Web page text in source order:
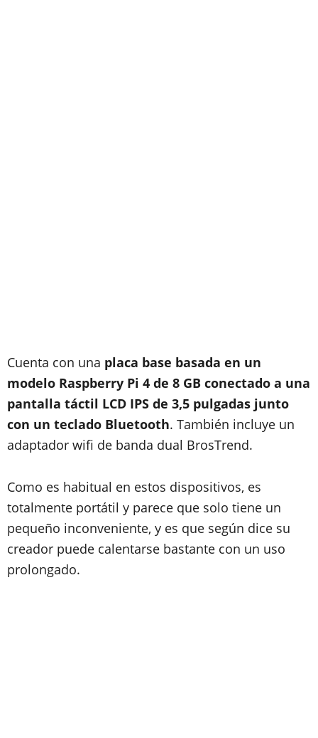
Cuenta con una placa base basada en un
modelo Raspberry Pi 4 de 8 GB conectado a una
pantalla táctil LCD IPS de 3,5 pulgadas junto
con un teclado Bluetooth. También incluye un
adaptador wifi de banda dual BrosTrend.
Como es habitual en estos dispositivos, es
totalmente portátil y parece que solo tiene un
pequeño inconveniente, y es que según dice su
creador puede calentarse bastante con un uso
prolongado.